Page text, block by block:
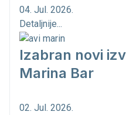
04. Jul. 2026.
Detaljnije...
Izabran novi
Marina Bar
02. Jul. 2026.